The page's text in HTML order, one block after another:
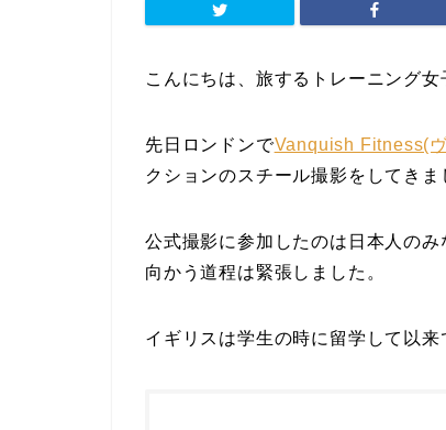
こんにちは、旅するトレーニング女
先日ロンドンでVanquish Fitness(
クションのスチール撮影をしてき
公式撮影に参加したのは日本人の
向かう道程は緊張しました。
イギリスは学生の時に留学して以